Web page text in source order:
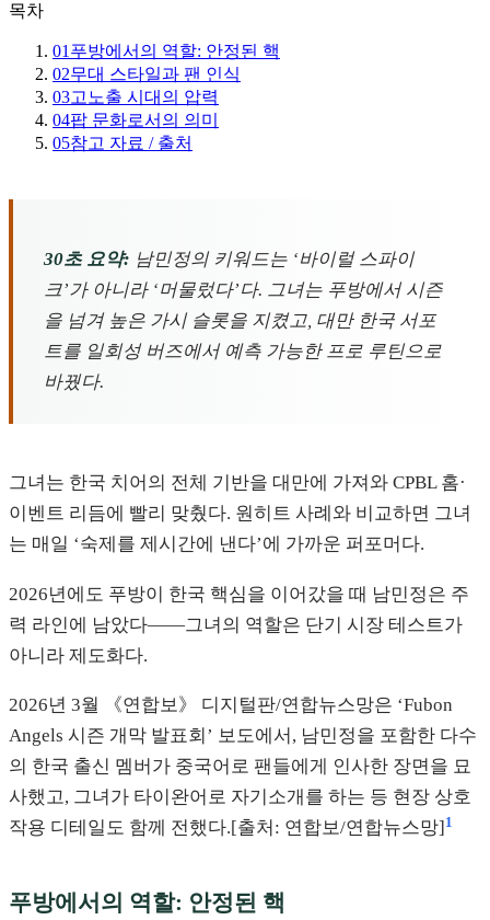
목차
01 푸방에서의 역할: 안정된 핵
02무대 스타일과 팬 인식
03고노출 시대의 압력
04팝 문화로서의 의미
05참고 자료 / 출처
30초 요약: 남민정의 키워드는 ‘바이럴 스파이
크’가 아니라 ‘머물렀다’다. 그녀는 푸방에서 시즌
을 넘겨 높은 가시 슬롯을 지켰고, 대만 한국 서포
트를 일회성 버즈에서 예측 가능한 프로 루틴으로
바꿨다.
그녀는 한국 치어의 전체 기반을 대만에 가져와 CPBL 홈·
이벤트 리듬에 빨리 맞췄다. 원히트 사례와 비교하면 그녀
는 매일 ‘숙제를 제시간에 낸다’에 가까운 퍼포머다.
2026년에도 푸방이 한국 핵심을 이어갔을 때 남민정은 주
력 라인에 남았다——그녀의 역할은 단기 시장 테스트가
아니라 제도화다.
2026년 3월 《연합보》 디지털판/연합뉴스망은 ‘Fubon
Angels 시즌 개막 발표회’ 보도에서, 남민정을 포함한 다수
의 한국 출신 멤버가 중국어로 팬들에게 인사한 장면을 묘
사했고, 그녀가 타이완어로 자기소개를 하는 등 현장 상호
작용 디테일도 함께 전했다.[출처: 연합보/연합뉴스망] 1
푸방에서의 역할: 안정된 핵